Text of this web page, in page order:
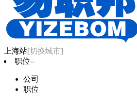
上海站[切换城市]
职位
公司
职位